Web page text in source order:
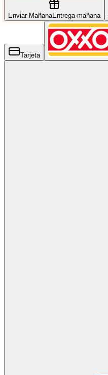
Enviar MañanaEntrega mañana
Tarjeta